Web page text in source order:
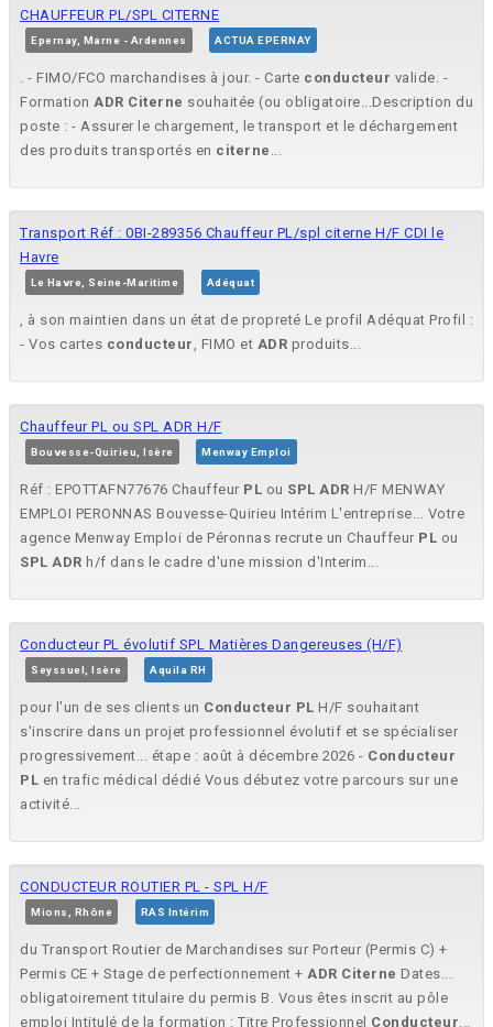
CHAUFFEUR PL/SPL CITERNE
Epernay, Marne - Ardennes ACTUA EPERNAY
. - FIMO/FCO marchandises à jour. - Carte conducteur valide. -
Formation ADR Citerne souhaitée (ou obligatoire...Description du
poste : - Assurer le chargement, le transport et le déchargement
des produits transportés en citerne ...
Transport Réf : 0BI-289356 Chauffeur PL/spl citerne H/F CDI le
Havre
Le Havre, Seine-Maritime Adéquat
, à son maintien dans un état de propreté Le profil Adéquat Profil :
- Vos cartes conducteur, FIMO et ADR produits...
Chauffeur PL ou SPL ADR H/F
Bouvesse-Quirieu, Isère Menway Emploi
Réf : EPOTTAFN77676 Chauffeur PL ou SPL ADR H/F MENWAY
EMPLOI PERONNAS Bouvesse-Quirieu Intérim L'entreprise... Votre
agence Menway Emploi de Péronnas recrute un Chauffeur PL ou
SPL ADR h/f dans le cadre d'une mission d'Interim...
Conducteur PL évolutif SPL Matières Dangereuses (H/F)
Seyssuel, Isère Aquila RH
pour l'un de ses clients un Conducteur PL H/F souhaitant
s'inscrire dans un projet professionnel évolutif et se spécialiser
progressivement... étape : août à décembre 2026 - Conducteur
PL en trafic médical dédié Vous débutez votre parcours sur une
activité...
CONDUCTEUR ROUTIER PL - SPL H/F
Mions, Rhône RAS Intérim
du Transport Routier de Marchandises sur Porteur (Permis C) +
Permis CE + Stage de perfectionnement + ADR Citerne Dates...
obligatoirement titulaire du permis B. Vous êtes inscrit au pôle
emploi Intitulé de la formation : Titre Professionnel Conducteur...